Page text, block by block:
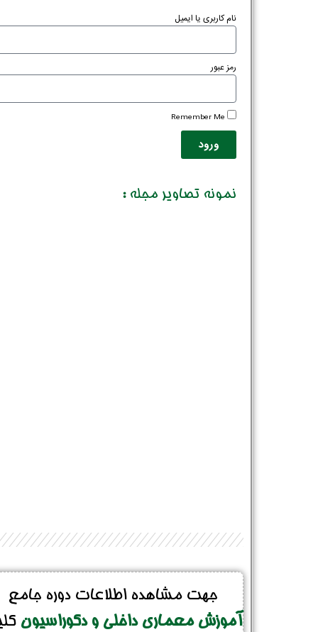
نام کاربری یا ایمیل
رمز عبور
Remember Me
ورود
نمونه تصاویر مجله :
جهت مشاهده اطلاعات دوره جامع
آموزش معماری داخلی و دکوراسیون